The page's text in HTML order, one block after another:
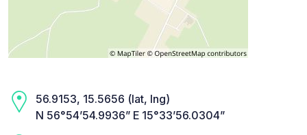
56.9153, 15.5656 (lat, lng)
N 56°54’54.9936” E 15°33’56.0304”